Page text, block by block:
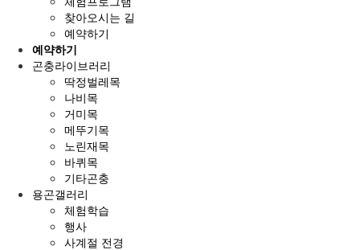
찾아오시는 길
예약하기
예약하기
곤충라이브러리
딱정벌레목
나비목
거미목
메뚜기목
노린재목
바퀴목
기타곤충
용곤갤러리
체험학습
행사
사계절 전경